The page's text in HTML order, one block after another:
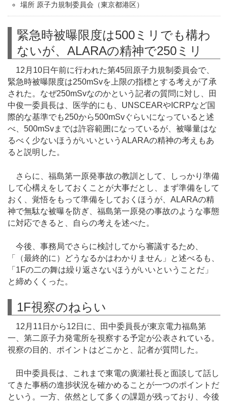
場所 原子力規制委員会（東京都港区）
緊急時被曝限度は500ミリでも構わ
ないが、ALARAの精神で250ミリ
12月10日午前に行われた第45回原子力規制委員会で、
緊急時被曝限度は250mSvを上限の指標とする考えが了承
された。なぜ250mSvなのかという記者の質問に対し、田
中俊一委員長は、医学的にも、UNSCEARやICRPなど国
際的な基準でも250から500mSvぐらいになっていると述
べ、500mSvまでは許容範囲になっているが、被曝量はな
るべく少ないほうがいいというALARAの精神の考えもあ
ると説明した。
さらに、福島第一原発事故の教訓として、しっかり準備
して心構えをしておくことが大事だとし、まず準備をして
おく、覚悟をもって準備をしておくほうが、ALARAの精
神で無駄な被曝を防ぎ、福島第一原発の事故のような事態
に対応できると、自らの考えを述べた。
今後、事務局でさらに検討してから審議するため、
「（最終的に）どうなるかはわかりません」と述べるも、
「1Fの二の舞は繰り返さないほうがいいということだ」
と締めくくった。
1F視察のねらい
12月11日から12日に、田中委員長が東京電力福島第
一、第二原子力発電所を視察する予定が公表されている。
視察の目的、ポイントはどこかと、記者が質問した。
田中委員長は、これまで東電の廣瀬社長と面談して話し
てきた事柄の進捗状況を確かめることが一つのポイントだ
という。一方、依然として多くの課題が残っており、今後